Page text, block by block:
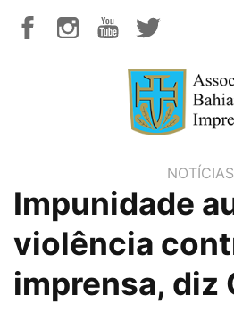
NOTÍCIAS
Impunidade
violência
imprensa, diz